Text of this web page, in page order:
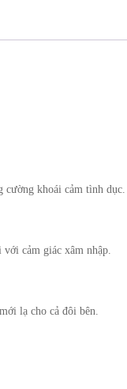
cường khoái cảm tình dục.
cảm giác xâm nhập.
lạ cho cả đôi bên.